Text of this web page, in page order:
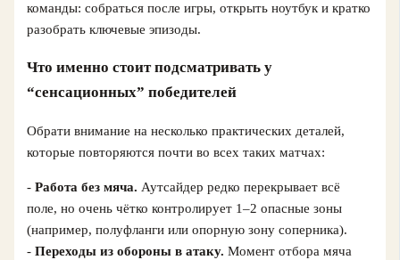
команды: собраться после игры, открыть ноутбук и кратко
разобрать ключевые эпизоды.
Что именно стоит подсматривать у
“сенсационных” победителей
Обрати внимание на несколько практических деталей,
которые повторяются почти во всех таких матчах:
-Работа без мяча. Аутсайдер редко перекрывает всё
поле, но очень чётко контролирует 1–2 опасные зоны
(например, полуфланги или опорную зону соперника).
-Переходы из обороны в атаку. Момент отбора мяча